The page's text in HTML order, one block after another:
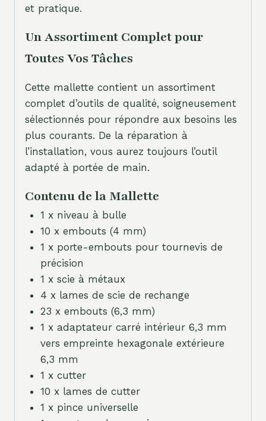
et pratique.
Un Assortiment Complet pour
Toutes Vos Tâches
Cette mallette contient un assortiment
complet d’outils de qualité, soigneusement
sélectionnés pour répondre aux besoins les
plus courants. De la réparation à
l’installation, vous aurez toujours l’outil
adapté à portée de main.
Contenu de la Mallette
1 x niveau à bulle
10 x embouts (4 mm)
1 x porte-embouts pour tournevis de
précision
1 x scie à métaux
4 x lames de scie de rechange
23 x embouts (6,3 mm)
1 x adaptateur carré intérieur 6,3 mm
vers empreinte hexagonale extérieure
6,3 mm
1 x cutter
10 x lames de cutter
1 x pince universelle